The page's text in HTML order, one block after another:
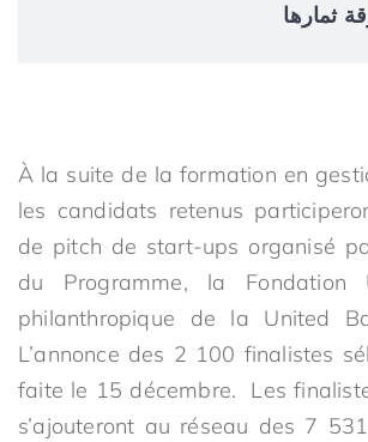
ثمارها
À la suite de la formation en
les candidats retenus
de pitch de start-ups organisé
du Programme, la Fondation
philanthropique de la United
L’annonce des 2 100 finalistes
faite le 15 décembre. Les
s’ajouteront au réseau des 7